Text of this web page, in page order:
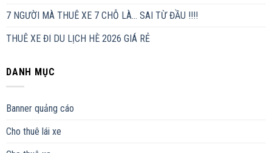
7 NGƯỜI MÀ THUÊ XE 7 CHỖ LÀ… SAI TỪ ĐẦU !!!!
THUÊ XE ĐI DU LỊCH HÈ 2026 GIÁ RẺ
DANH MỤC
Banner quảng cáo
Cho thuê lái xe